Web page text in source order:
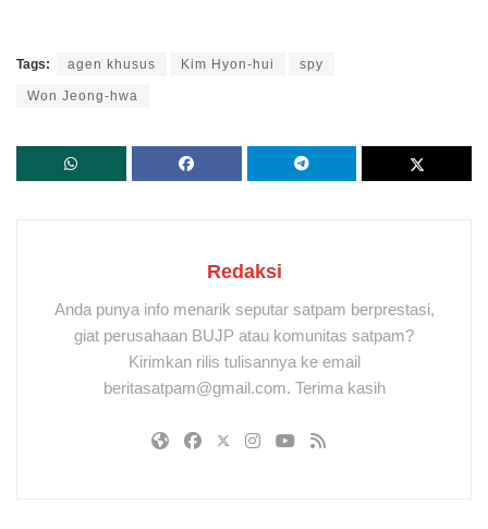
Tags: agen khusus Kim Hyon-hui spy
Won Jeong-hwa
Redaksi
Anda punya info menarik seputar satpam berprestasi,
giat perusahaan BUJP atau komunitas satpam?
Kirimkan rilis tulisannya ke email
beritasatpam@gmail.com. Terima kasih